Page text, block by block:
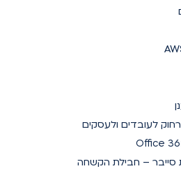
לעובדים ולעסקים
סייבר – חבילת הקשחה